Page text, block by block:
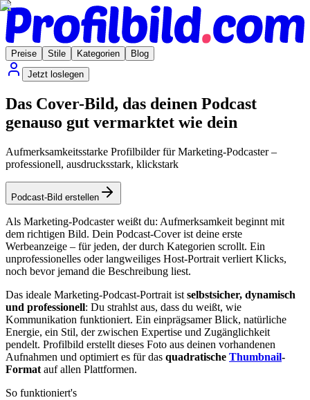
Preise Stile Kategorien
Blog
Jetzt loslegen
Das Cover-Bild, das deinen Podcast
genauso gut vermarktet wie dein
Aufmerksamkeitsstarke Profilbilder für Marketing-Podcaster –
professionell, ausdrucksstark, klickstark
Podcast-Bild erstellen
Als Marketing-Podcaster weißt du: Aufmerksamkeit beginnt mit
dem richtigen Bild. Dein Podcast-Cover ist deine erste
Werbeanzeige – für jeden, der durch Kategorien scrollt. Ein
unprofessionelles oder langweiliges Host-Portrait verliert Klicks,
noch bevor jemand die Beschreibung liest.
Das ideale Marketing-Podcast-Portrait ist selbstsicher, dynamisch
und professionell: Du strahlst aus, dass du weißt, wie
Kommunikation funktioniert. Ein einprägsamer Blick, natürliche
Energie, ein Stil, der zwischen Expertise und Zugänglichkeit
pendelt. Profilbild erstellt dieses Foto aus deinen vorhandenen
Aufnahmen und optimiert es für das quadratische Thumbnail-
Format auf allen Plattformen.
So funktioniert's